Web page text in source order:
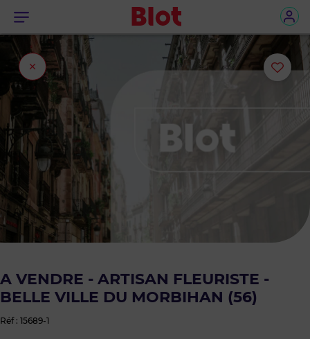
Menu
Fermer
l'onglet
des
A VENDRE - ARTISAN FLEURISTE -
BELLE VILLE DU MORBIHAN (56)
Réf : 15689-1